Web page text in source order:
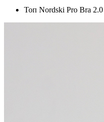
Топ Nordski Pro Bra